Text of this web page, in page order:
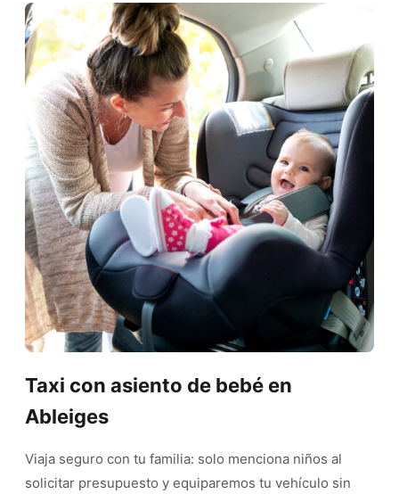
Taxi con asiento de bebé en
Ableiges
Viaja seguro con tu familia: solo menciona niños al
solicitar presupuesto y equiparemos tu vehículo sin